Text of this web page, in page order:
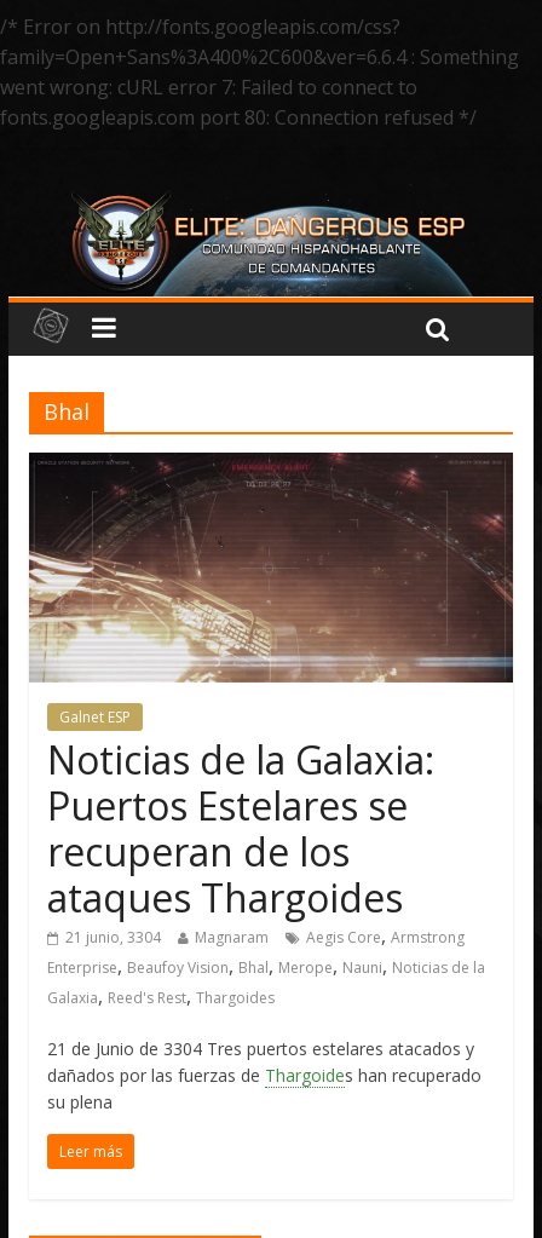
/* Error on http://fonts.googleapis.com/css?
family=Open+Sans%3A400%2C600&ver=6.6.4 : Something
went wrong: cURL error 7: Failed to connect to
fonts.googleapis.com port 80: Connection refused */
Bhal
Galnet ESP
Noticias de la Galaxia:
Puertos Estelares se
recuperan de los
ataques Thargoides
21 junio, 3304 Magnaram Aegis Core,Armstrong
Enterprise, Beaufoy Vision, Bhal, Merope, Nauni, Noticias de la
Galaxia, Reed's Rest,Thargoides
21 de Junio de 3304 Tres puertos estelares atacados y
dañados por las fuerzas de Thargoides han recuperado
su plena
Leer más